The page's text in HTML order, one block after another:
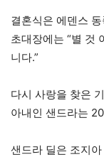
결혼식은 에덴스
초대장에는 “별 것
니다.”
다시 사랑을 찾은
아내인 샌드라는
샌드라 딜은 조지